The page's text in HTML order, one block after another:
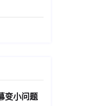
变小问题